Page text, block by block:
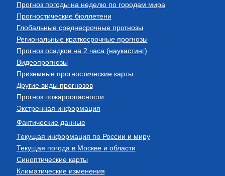
Прогноз погоды на неделю по городам мира
Прогностические бюллетени
Глобальные среднесрочные прогнозы
Региональные краткосрочные прогнозы
Прогноз осадков на 2 часа (наукастинг)
Видеопрогнозы
Приземные прогностические карты
Другие виды прогнозов
Прогноз пожароопасности
Экстренная информация
Фактические данные
Текущая информация по России и миру
Текущая погода в Москве и области
Синоптические карты
Климатические изменения